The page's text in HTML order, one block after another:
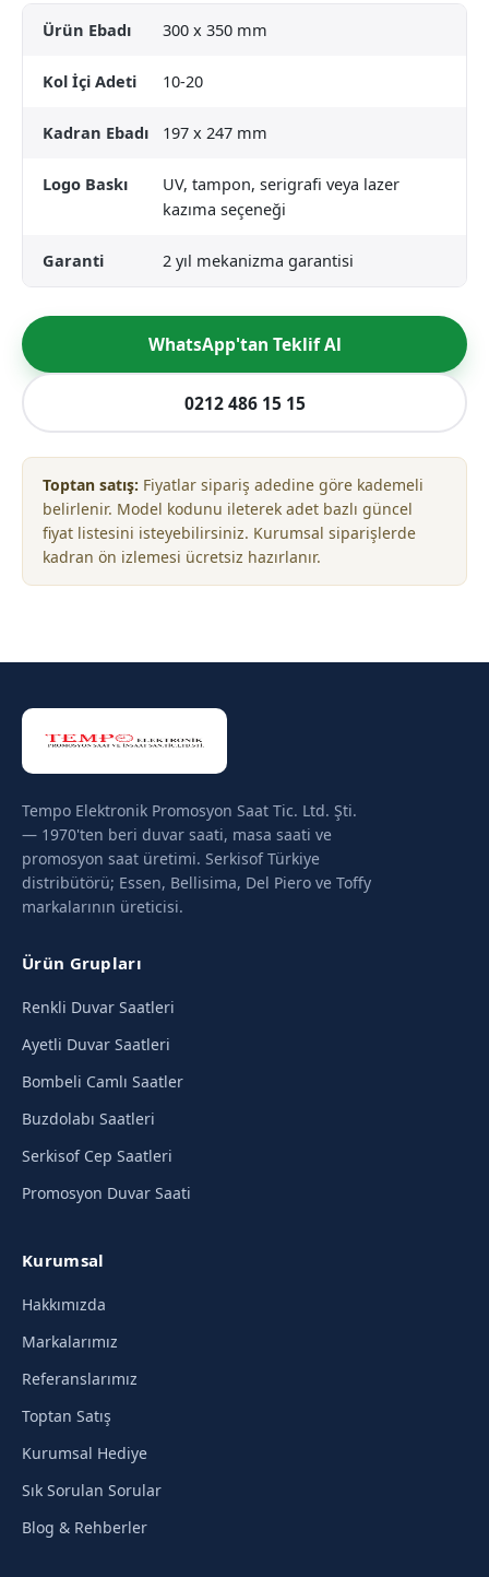
Ürün Ebadı 300 x 350 mm
Kol İçi Adeti 10-20
Kadran Ebadı 197 x 247 mm
Logo Baskı
UV, tampon, serigrafi veya lazer
kazıma seçeneği
Garanti 2 yıl mekanizma garantisi
WhatsApp'tan Teklif Al
0212 486 15 15
Toptan satış: Fiyatlar sipariş adedine göre kademeli
belirlenir. Model kodunu ileterek adet bazlı güncel
fiyat listesini isteyebilirsiniz. Kurumsal siparişlerde
kadran ön izlemesi ücretsiz hazırlanır.
Tempo Elektronik Promosyon Saat Tic. Ltd. Şti.
— 1970'ten beri duvar saati, masa saati ve
promosyon saat üretimi. Serkisof Türkiye
distribütörü; Essen, Bellisima, Del Piero ve Toffy
markalarının üreticisi.
Ürün Grupları
Renkli Duvar Saatleri
Ayetli Duvar Saatleri
Bombeli Camlı Saatler
Buzdolabı Saatleri
Serkisof Cep Saatleri
Promosyon Duvar Saati
Kurumsal
Hakkımızda
Markalarımız
Referanslarımız
Toptan Satış
Kurumsal Hediye
Sık Sorulan Sorular
Blog & Rehberler